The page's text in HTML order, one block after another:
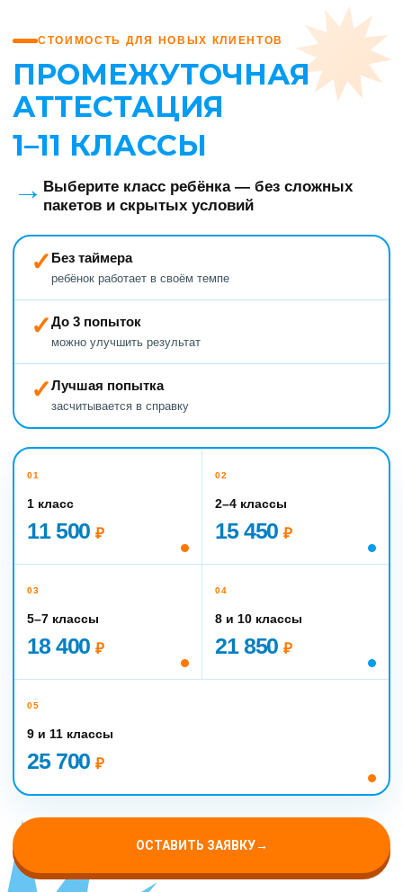
СТОИМОСТЬ ДЛЯ НОВЫХ КЛИЕНТОВ
ПРОМЕЖУТОЧНАЯ
АТТЕСТАЦИЯ
1–11 КЛАССЫ
→ Выберите класс ребёнка — без сложных
пакетов и скрытых условий
✓ Без таймера
ребёнок работает в своём темпе
✓До 3 попыток
можно улучшить результат
✓Лучшая попытка
засчитывается в справку
01
1 класс
11 500₽
02
2–4 классы
15 450₽
03
5–7 классы
18 400₽
04
8 и 10 классы
21 850₽
05
9 и 11 классы
25 700₽
ОСТАВИТЬ ЗАЯВКУ→